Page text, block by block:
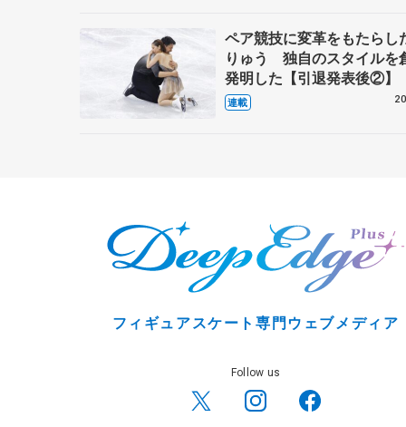
ペア競技に変革をもたらし
りゅう 独自のスタイルを
発明した【引退発表後②】
連載
フィギュアスケート専門ウェブメディア
Follow us